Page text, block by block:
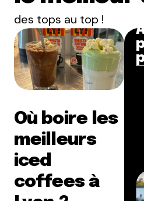
des tops au top !
Où boire les
meilleurs
iced
coffees à